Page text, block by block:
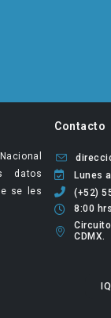
datos
se les
Contacto
Lunes
(+52)
8:00
CDMX.